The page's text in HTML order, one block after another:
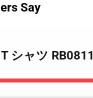
Say
シャツ RB0811